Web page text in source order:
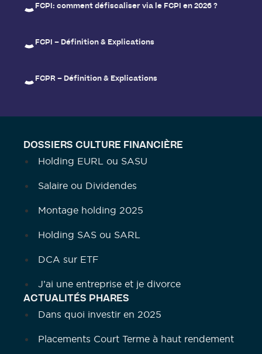
FCPI: comment défiscaliser via le FCPI en 2026 ?
FCPI – Définition & Explications
FCPR – Définition & Explications
DOSSIERS CULTURE FINANCIÈRE
Holding EURL ou SASU
Salaire ou Dividendes
Montage holding 2025
Holding SAS ou SARL
DCA sur ETF
J’ai une entreprise et je divorce
ACTUALITÉS PHARES
Dans quoi investir en 2025
Placements Court Terme à haut rendement